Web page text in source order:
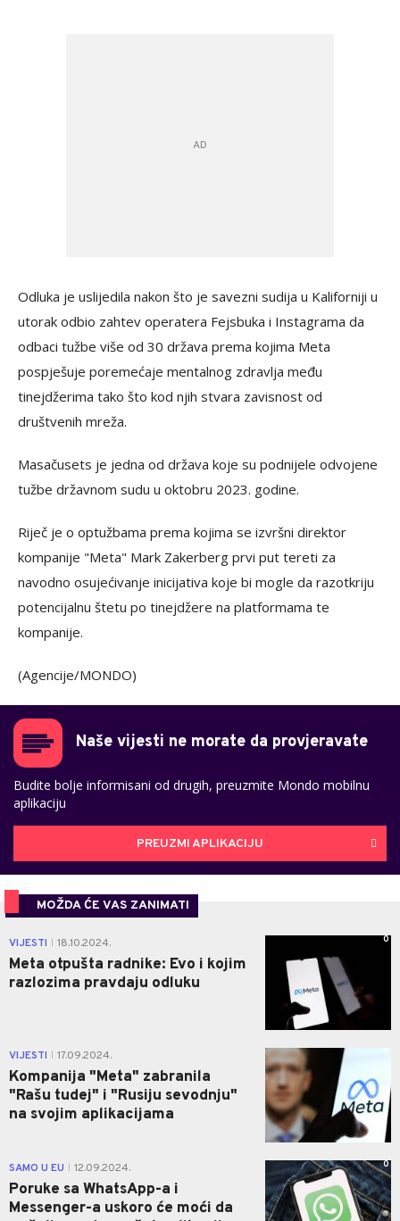
Odluka je uslijedila nakon što je savezni sudija u Kaliforniji u
utorak odbio zahtev operatera Fejsbuka i Instagrama da
odbaci tužbe više od 30 država prema kojima Meta
pospješuje poremećaje mentalnog zdravlja među
tinejdžerima tako što kod njih stvara zavisnost od
društvenih mreža.
Masačusets je jedna od država koje su podnijele odvojene
tužbe državnom sudu u oktobru 2023. godine.
Riječ je o optužbama prema kojima se izvršni direktor
kompanije "Meta" Mark Zakerberg prvi put tereti za
navodno osujećivanje inicijativa koje bi mogle da razotkriju
potencijalnu štetu po tinejdžere na platformama te
kompanije.
(Agencije/MONDO)
Naše vijesti ne morate da provjeravate
Budite bolje informisani od drugih, preuzmite Mondo mobilnu
aplikaciju
PREUZMI APLIKACIJU
MOŽDA ĆE VAS ZANIMATI
VIJESTI 18.10.2024.
Meta otpušta radnike: Evo i kojim
razlozima pravdaju odluku
0
VIJESTI 17.09.2024.
Kompanija "Meta" zabranila
"Rašu tudej" i "Rusiju sevodnju"
na svojim aplikacijama
0
SAMO U EU 12.09.2024.
Poruke sa WhatsApp-a i
Messenger-a uskoro će moći da
0